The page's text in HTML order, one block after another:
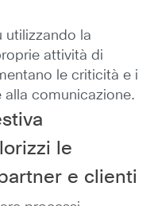
utilizzando la
attività di
le criticità e i
comunicazione.
le
e clienti